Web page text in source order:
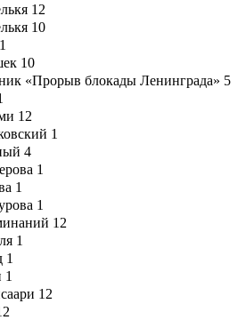
12
10
1
10
«Прорыв блокады Ленинграда» 5
12
1
4
1
1
1
12
1
1
1
12